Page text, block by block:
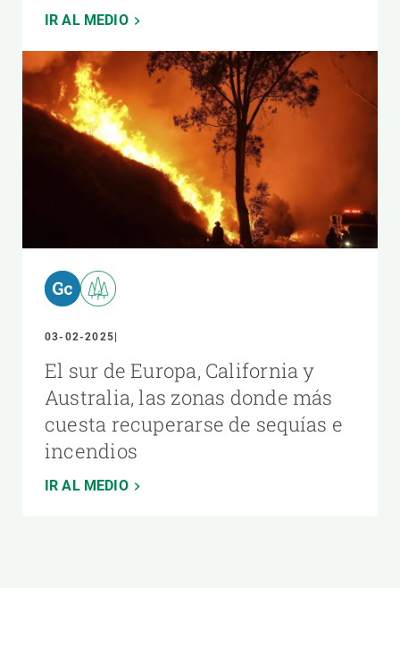
IR AL MEDIO
03-02-2025
El sur de Europa, California y
Australia, las zonas donde más
cuesta recuperarse de sequías e
incendios
IR AL MEDIO